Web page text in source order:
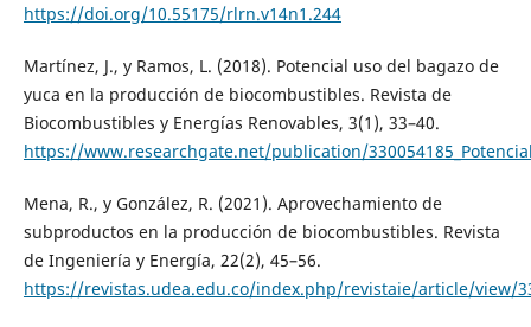
https://doi.org/10.55175/rlrn.v14n1.244
Martínez, J., y Ramos, L. (2018). Potencial uso del bagazo de
yuca en la producción de biocombustibles. Revista de
Biocombustibles y Energías Renovables, 3(1), 33–40.
https://www.researchgate.net/publication/
Mena, R., y González, R. (2021). Aprovechamiento de
subproductos en la producción de biocombustibles. Revista
de Ingeniería y Energía, 22(2), 45–56.
https://revistas.udea.edu.co/index.php/revistaie/article/view/